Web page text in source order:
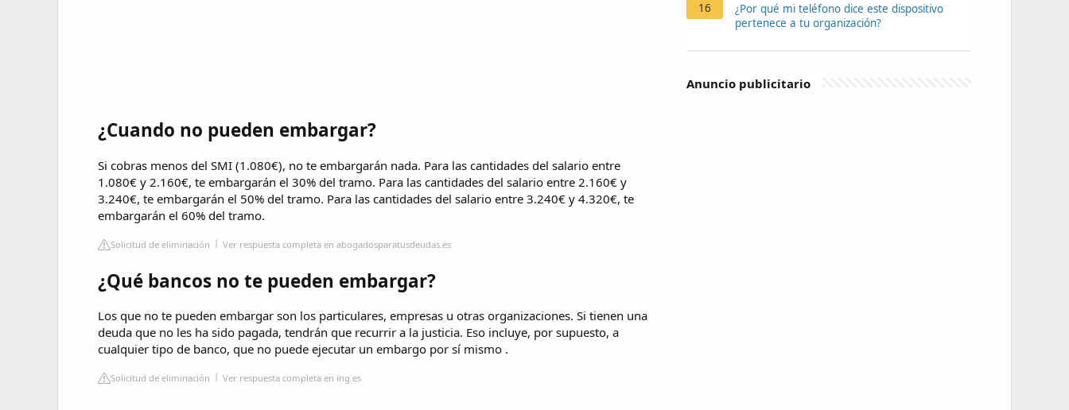
¿Cuando no pueden embargar?
Si cobras menos del SMI (1.080€), no te embargarán nada. Para las cantidades del salario entre
1.080€ y 2.160€, te embargarán el 30% del tramo. Para las cantidades del salario entre 2.160€ y
3.240€, te embargarán el 50% del tramo. Para las cantidades del salario entre 3.240€ y 4.320€, te
embargarán el 60% del tramo.
Solicitud de eliminación Ver respuesta completa en abogadosparatusdeudas.es
¿Qué bancos no te pueden embargar?
Los que no te pueden embargar son los particulares, empresas u otras organizaciones. Si tienen una
deuda que no les ha sido pagada, tendrán que recurrir a la justicia. Eso incluye, por supuesto, a
cualquier tipo de banco, que no puede ejecutar un embargo por sí mismo .
Solicitud de eliminación Ver respuesta completa en ing.es
16
¿Por qué mi teléfono dice este dispositivo
pertenece a tu organización?
Anuncio publicitario